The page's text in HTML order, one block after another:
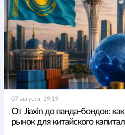
07 августа, 19:19
От Jiaxin до панда-бондов:
рынок для китайского